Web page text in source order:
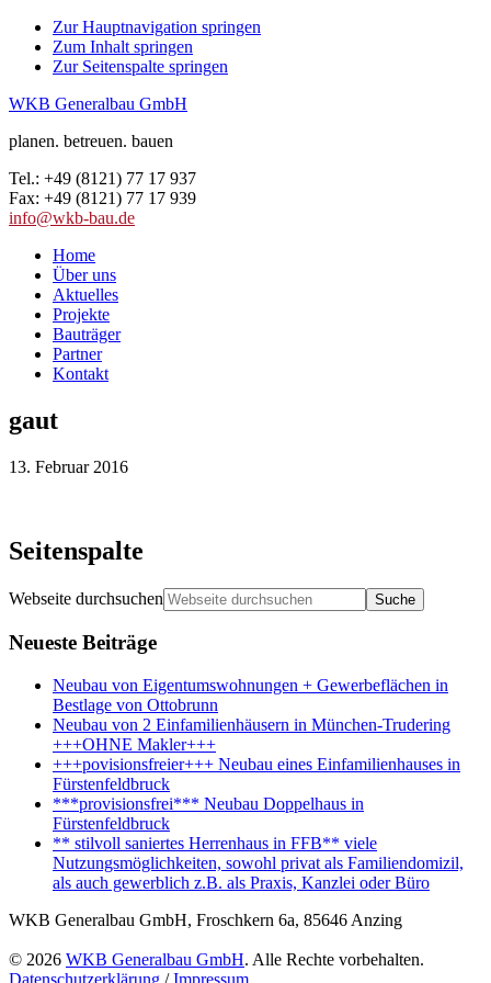
Zur Hauptnavigation springen
Zum Inhalt springen
Zur Seitenspalte springen
WKB Generalbau GmbH
planen. betreuen. bauen
Tel.: +49 (8121) 77 17 937
Fax: +49 (8121) 77 17 939
info@wkb-bau.de
Home
Über uns
Aktuelles
Projekte
Bauträger
Partner
Kontakt
gaut
13. Februar 2016
Seitenspalte
Webseite durchsuchen
Neueste Beiträge
Neubau von Eigentumswohnungen + Gewerbeflächen in
Bestlage von Ottobrunn
Neubau von 2 Einfamilienhäusern in München-Trudering
+++OHNE Makler+++
+++povisionsfreier+++ Neubau eines Einfamilienhauses in
Fürstenfeldbruck
***provisionsfrei*** Neubau Doppelhaus in
Fürstenfeldbruck
** stilvoll saniertes Herrenhaus in FFB** viele
Nutzungsmöglichkeiten, sowohl privat als Familiendomizil,
als auch gewerblich z.B. als Praxis, Kanzlei oder Büro
WKB Generalbau GmbH, Froschkern 6a, 85646 Anzing
© 2026 WKB Generalbau GmbH. Alle Rechte vorbehalten.
Datenschutzerklärung /Impressum